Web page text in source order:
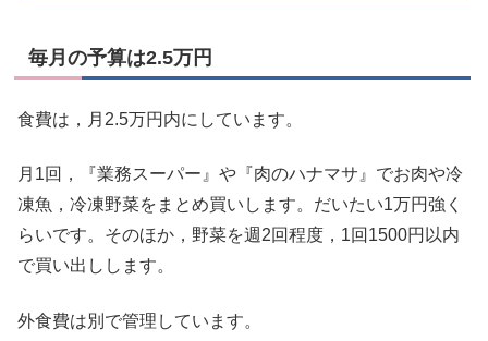
毎月の予算は2.5万円
食費は，月2.5万円内にしています。
月1回，『業務スーパー』や『肉のハナマサ』でお肉や冷
凍魚，冷凍野菜をまとめ買いします。だいたい1万円強く
らいです。そのほか，野菜を週2回程度，1回1500円以内
で買い出しします。
外食費は別で管理しています。